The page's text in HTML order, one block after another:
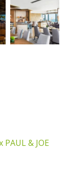
PAUL & JOE